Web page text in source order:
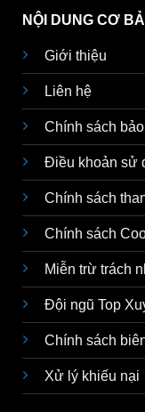
NỘI DUNG CƠ
Giới thiệu
Liên hệ
Chính sách
Điều khoản sử
Chính sách
Chính sách
Miễn trừ trách
Đội ngũ Top
Chính sách
Xử lý khiếu nại